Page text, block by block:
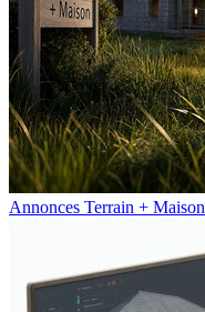
Annonces Terrain + Maison